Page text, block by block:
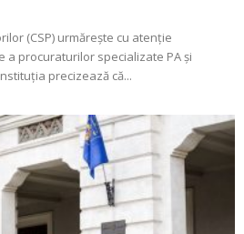
(CSP) urmărește cu atenție
procuraturilor specializate PA și
precizează că...